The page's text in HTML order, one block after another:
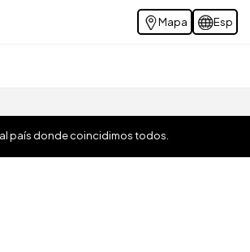
Mapa Esp
país donde coincidimos todos.